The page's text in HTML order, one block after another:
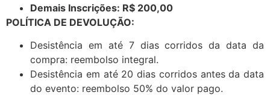
Demais Inscrições: R$ 200,00
POLÍTICA DE DEVOLUÇÃO:
Desistência em até 7 dias corridos da data da
compra: reembolso integral.
Desistência em até 20 dias corridos antes da data
do evento: reembolso 50% do valor pago.